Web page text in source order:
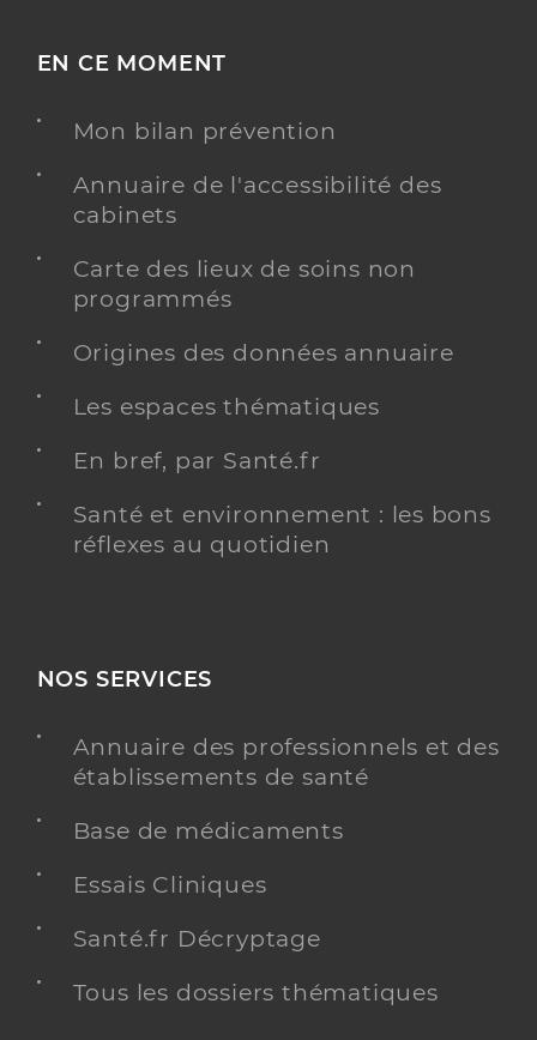
EN CE MOMENT
Mon bilan prévention
Annuaire de l'accessibilité des
cabinets
Carte des lieux de soins non
programmés
Origines des données annuaire
Les espaces thématiques
En bref, par Santé.fr
Santé et environnement : les bons
réflexes au quotidien
NOS SERVICES
Annuaire des professionnels et des
établissements de santé
Base de médicaments
Essais Cliniques
Santé.fr Décryptage
Tous les dossiers thématiques